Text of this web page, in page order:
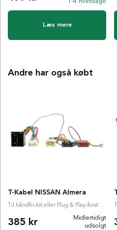
Læs mere
Andre har også købt
T-Kabel NISSAN Almera
Til håndfri-kit eller Plug & Play-forstærker
385 kr
Midlertidigt
udsolgt